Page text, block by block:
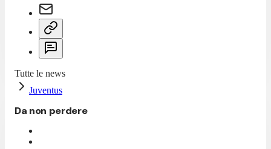
Tutte le news
Juventus
Da non perdere